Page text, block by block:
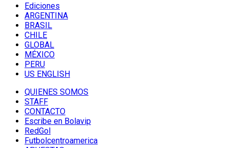
Ediciones
ARGENTINA
BRASIL
CHILE
GLOBAL
MÉXICO
PERU
US ENGLISH
QUIENES SOMOS
STAFF
CONTACTO
Escribe en Bolavip
RedGol
Futbolcentroamerica